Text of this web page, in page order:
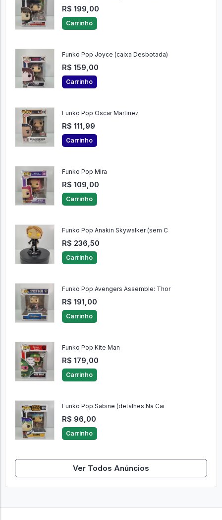
R$ 199,00
Carrinho
Funko Pop Joyce (caixa Desbotada)
R$ 159,00
Carrinho
Funko Pop Oscar Martinez
R$ 111,99
Carrinho
Funko Pop Mira
R$ 109,00
Carrinho
Funko Pop Anakin Skywalker (sem C
R$ 236,50
Carrinho
Funko Pop Avengers Assemble: Thor
R$ 191,00
Carrinho
Funko Pop Kite Man
R$ 179,00
Carrinho
Funko Pop Sabine (detalhes Na Cai
R$ 96,00
Carrinho
Ver Todos Anúncios